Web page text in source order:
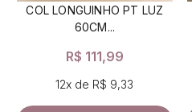
COL LONGUINHO PT LUZ
60CM...
R$ 111,99
12x de R$ 9,33